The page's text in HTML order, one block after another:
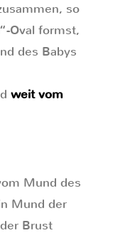
so
Oval formst,
des Babys
weit vom
Mund des
Mund der
Brust